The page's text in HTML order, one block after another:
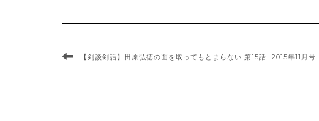
【剣談剣話】田原弘徳の面を取ってもとまらない 第15話 -2015年11月号-